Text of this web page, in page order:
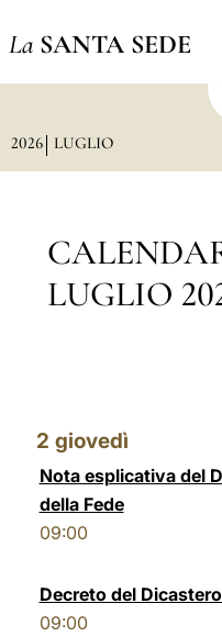
La SANTA SEDE
2026 LUGLIO
LUGLIO
2 giovedì
Nota esplicativa del
della Fede
09:00
Decreto del
09:00